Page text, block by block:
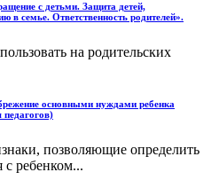
с детьми. Защита детей,
в семье. Ответственность родителей».
на родительских
основными нуждами ребенка
позволяющие определить
ребенком...